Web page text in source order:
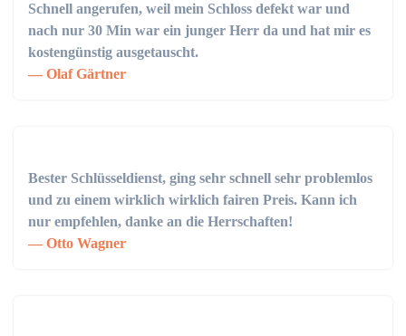
Schnell angerufen, weil mein Schloss defekt war und
nach nur 30 Min war ein junger Herr da und hat mir es
kostengünstig ausgetauscht.
Olaf Gärtner
Bester Schlüsseldienst, ging sehr schnell sehr problemlos
und zu einem wirklich wirklich fairen Preis. Kann ich
nur empfehlen, danke an die Herrschaften!
Otto Wagner